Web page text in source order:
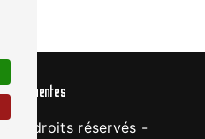
fréquentes
droits réservés -